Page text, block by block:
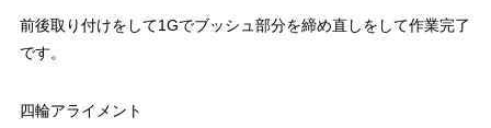
前後取り付けをして1Gでブッシュ部分を締め直しをして作業完了
です。
四輪アライメント